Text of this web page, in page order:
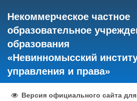
Некоммерческое частное
образовательное
образования
«Невинномысский
управления и права»
Версия официального сайта